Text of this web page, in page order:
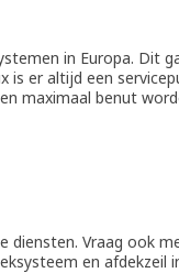
in Europa.
er altijd een
maximaal benut
diensten. Vraag ook
en afdekzeil